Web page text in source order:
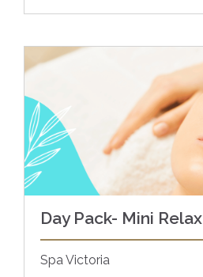
Day Pack- Mini Relax
Spa Victoria